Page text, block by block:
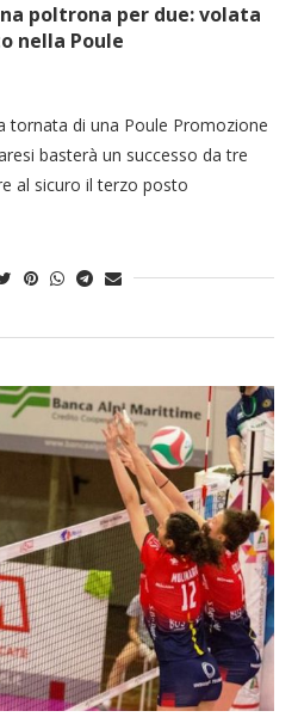
poltrona per due: volata
nella Poule
tornata di una Poule Promozione
basterà un successo da tre
al sicuro il terzo posto